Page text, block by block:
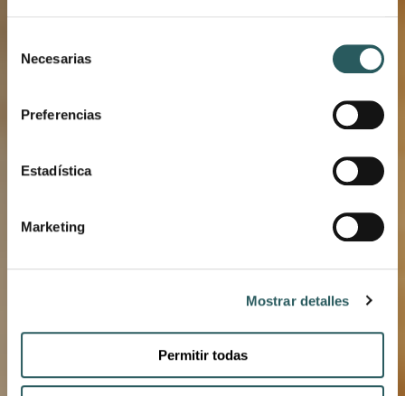
Necesarias
Preferencias
Estadística
Marketing
Mostrar detalles
Permitir todas
RESTAURANTE
VERMELL & BAR